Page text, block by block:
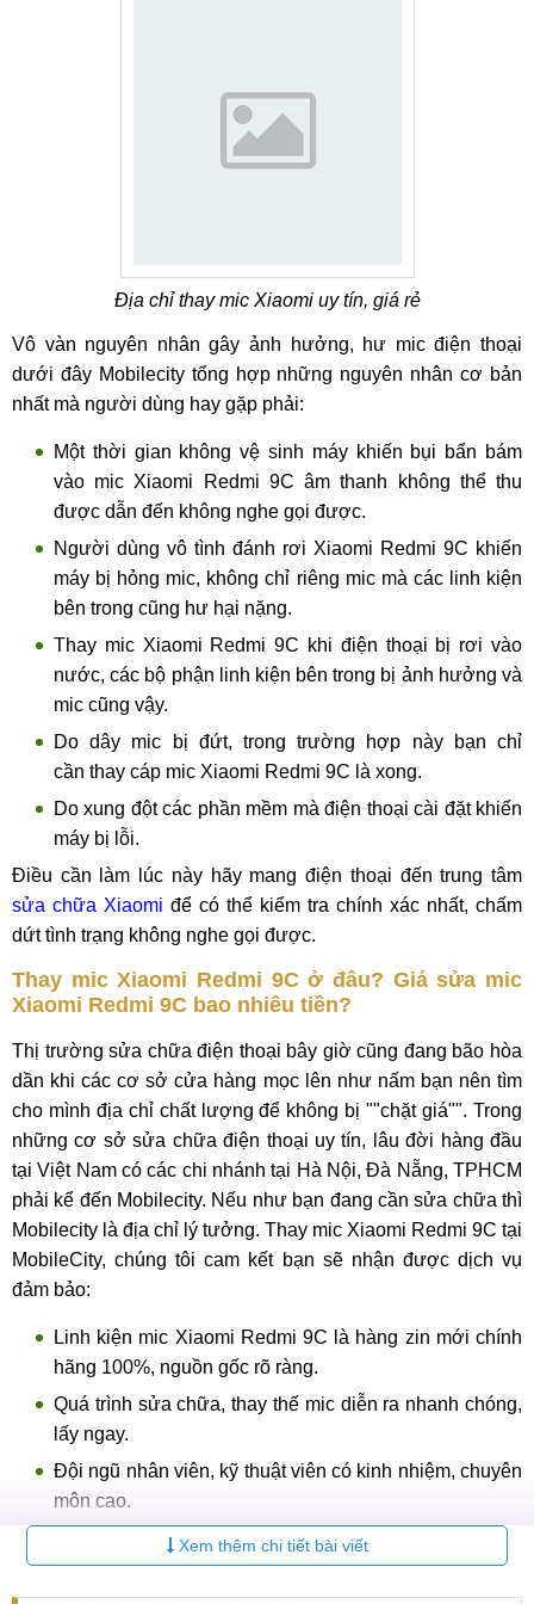
Địa chỉ thay mic Xiaomi uy tín, giá rẻ
Vô vàn nguyên nhân gây ảnh hưởng, hư mic điện thoại
dưới đây Mobilecity tổng hợp những nguyên nhân cơ bản
nhất mà người dùng hay gặp phải:
Một thời gian không vệ sinh máy khiến bụi bẩn bám
vào mic Xiaomi Redmi 9C âm thanh không thể thu
được dẫn đến không nghe gọi được.
Người dùng vô tình đánh rơi Xiaomi Redmi 9C khiến
máy bị hỏng mic, không chỉ riêng mic mà các linh kiện
bên trong cũng hư hại nặng.
Thay mic Xiaomi Redmi 9C khi điện thoại bị rơi vào
nước, các bộ phận linh kiện bên trong bị ảnh hưởng và
mic cũng vậy.
Do dây mic bị đứt, trong trường hợp này bạn chỉ
cần thay cáp mic Xiaomi Redmi 9C là xong.
Do xung đột các phần mềm mà điện thoại cài đặt khiến
máy bị lỗi.
Điều cần làm lúc này hãy mang điện thoại đến trung tâm
sửa chữa Xiaomi để có thể kiểm tra chính xác nhất, chấm
dứt tình trạng không nghe gọi được.
Thay mic Xiaomi Redmi 9C ở đâu? Giá sửa mic
Xiaomi Redmi 9C bao nhiêu tiền?
Thị trường sửa chữa điện thoại bây giờ cũng đang bão hòa
dần khi các cơ sở cửa hàng mọc lên như nấm bạn nên tìm
cho mình địa chỉ chất lượng để không bị ""chặt giá"". Trong
những cơ sở sửa chữa điện thoại uy tín, lâu đời hàng đầu
tại Việt Nam có các chi nhánh tại Hà Nội, Đà Nẵng, TPHCM
phải kể đến Mobilecity. Nếu như bạn đang cần sửa chữa thì
Mobilecity là địa chỉ lý tưởng. Thay mic Xiaomi Redmi 9C tại
MobileCity, chúng tôi cam kết bạn sẽ nhận được dịch vụ
đảm bảo:
Linh kiện mic Xiaomi Redmi 9C là hàng zin mới chính
hãng 100%, nguồn gốc rõ ràng.
Quá trình sửa chữa, thay thế mic diễn ra nhanh chóng,
lấy ngay.
Đội ngũ nhân viên, kỹ thuật viên có kinh nhiệm, chuyên
môn cao.
Cơ sở vật chất hiện đại, đầy đủ trang thiết bị hiện đại.
Xem thêm chi tiết bài viết